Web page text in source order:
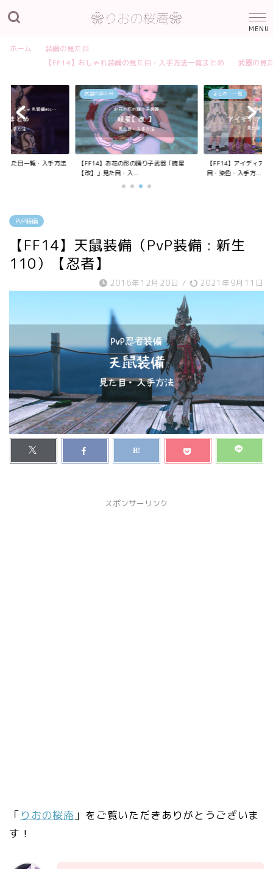
ホーム
装備の見た目
【FF14】おしゃれ装備の見た目・入手方法一覧まとめ
武器の見
見た目一覧・入手方法
武器の見た目
【FF14】お花の形の踊り子武器「暁星
【改】」見た目・入...
まとめ・一覧
【FF14】アイディア
目・染色・入手方...
PvP装備
【FF14】天鼠装備（PvP装備 : 新生
110）【忍者】
2016年12月20日 / 2021年9月11日
スポンサーリンク
「 りおの桜庵 」をご覧いただきありがとうございま
す！